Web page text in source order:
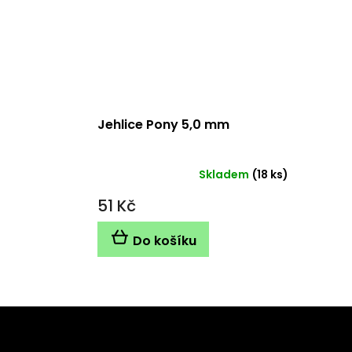
Jehlice Pony 5,0 mm
Skladem (18 ks)
51 Kč
Do košíku
Z